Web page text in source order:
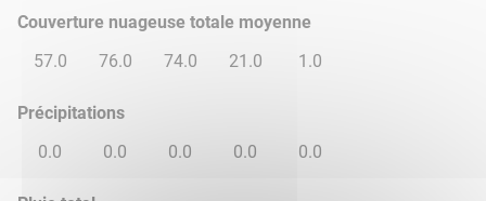
Couverture nuageuse totale moyenne
57.0
76.0 74.0 21.0 1.0
Précipitations
0.0
0.0 0.0 0.0 0.0